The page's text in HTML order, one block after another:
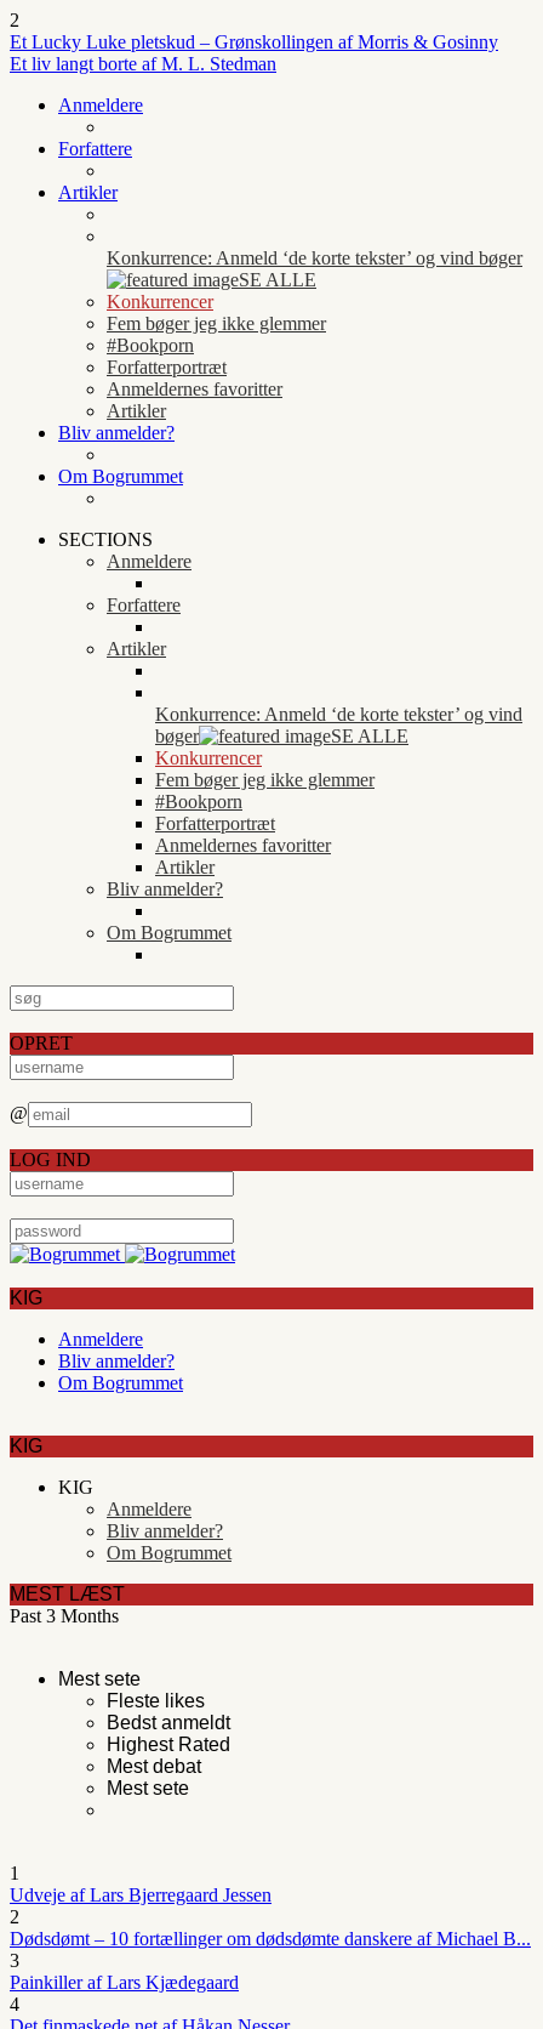
2
Et Lucky Luke pletskud – Grønskollingen af Morris & Gosinny
Et liv langt borte af M. L. Stedman
Anmeldere
Forfattere
Artikler
Konkurrence: Anmeld ‘de korte tekster’ og vind bøger
SE ALLE
Konkurrencer
Fem bøger jeg ikke glemmer
#Bookporn
Forfatterportræt
Anmeldernes favoritter
Artikler
Bliv anmelder?
Om Bogrummet
SECTIONS
Anmeldere
Forfattere
Artikler
Konkurrence: Anmeld ‘de korte tekster’ og vind
bøger
SE ALLE
Konkurrencer
Fem bøger jeg ikke glemmer
#Bookporn
Forfatterportræt
Anmeldernes favoritter
Artikler
Bliv anmelder?
Om Bogrummet
OPRET
@
LOG IND
KIG
Anmeldere
Bliv anmelder?
Om Bogrummet
KIG
KIG
Anmeldere
Bliv anmelder?
Om Bogrummet
MEST LÆST
Past 3 Months
Mest sete
Fleste likes
Bedst anmeldt
Highest Rated
Mest debat
Mest sete
1
Udveje af Lars Bjerregaard Jessen
2
Dødsdømt – 10 fortællinger om dødsdømte danskere af Michael B...
3
Painkiller af Lars Kjædegaard
4